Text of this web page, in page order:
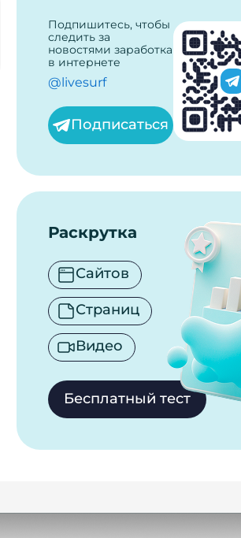
Подпишитесь, чтобы
следить за
новостями заработка
в интернете
@livesurf
Подписаться
Раскрутка
Сайтов
Страниц
Видео
Бесплатный тест